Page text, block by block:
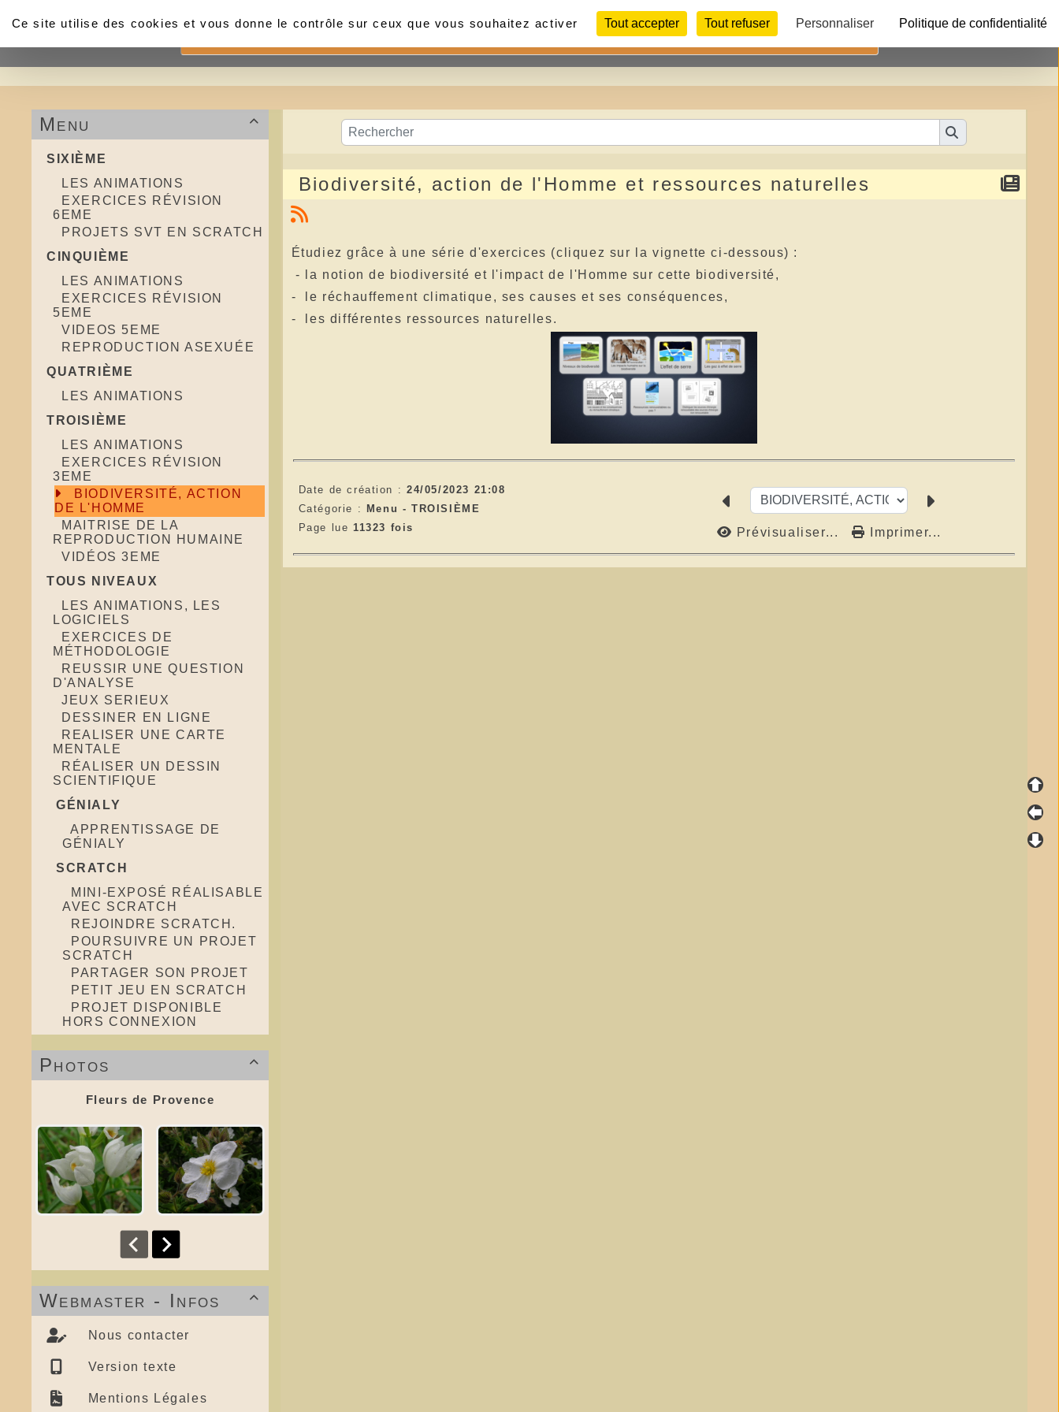
Accueil Contact Liens Photos Télécharger

Menu
SIXIÈME
LES ANIMATIONS
EXERCICES RÉVISION
6EME
PROJETS SVT EN SCRATCH
CINQUIÈME
LES ANIMATIONS
EXERCICES RÉVISION
5EME
VIDEOS 5EME
REPRODUCTION ASEXUÉE
QUATRIÈME
LES ANIMATIONS
TROISIÈME
LES ANIMATIONS
EXERCICES RÉVISION
3EME
BIODIVERSITÉ, ACTION
DE L'HOMME
MAITRISE DE LA
REPRODUCTION HUMAINE
VIDÉOS 3EME
TOUS NIVEAUX
LES ANIMATIONS, LES
LOGICIELS
EXERCICES DE
MÉTHODOLOGIE
REUSSIR UNE QUESTION
D'ANALYSE
JEUX SERIEUX
DESSINER EN LIGNE
REALISER UNE CARTE
MENTALE
RÉALISER UN DESSIN
SCIENTIFIQUE
GÉNIALY
APPRENTISSAGE DE
GÉNIALY
SCRATCH
MINI-EXPOSÉ RÉALISABLE
AVEC SCRATCH
REJOINDRE SCRATCH.
POURSUIVRE UN PROJET
SCRATCH
PARTAGER SON PROJET
PETIT JEU EN SCRATCH
PROJET DISPONIBLE
HORS CONNEXION

Photos
Fleurs de Provence

Webmaster - Infos
Nous contacter
Version texte
Mentions Légales
Biodiversité, action de l'Homme et ressources naturelles
Étudiez grâce à une série d'exercices (cliquez sur la vignette ci-dessous) :
- la notion de biodiversité et l'impact de l'Homme sur cette biodiversité,
- le réchauffement climatique, ses causes et ses conséquences,
- les différentes ressources naturelles.
Date de création : 24/05/2023 21:08
Catégorie :
Menu - TROISIÈME
Page lue 11323 fois Prévisualiser... Imprimer...
Ce site utilise des cookies et vous donne le contrôle sur ceux que vous souhaitez activer
Tout accepter Tout refuser Personnaliser Politique de confidentialité